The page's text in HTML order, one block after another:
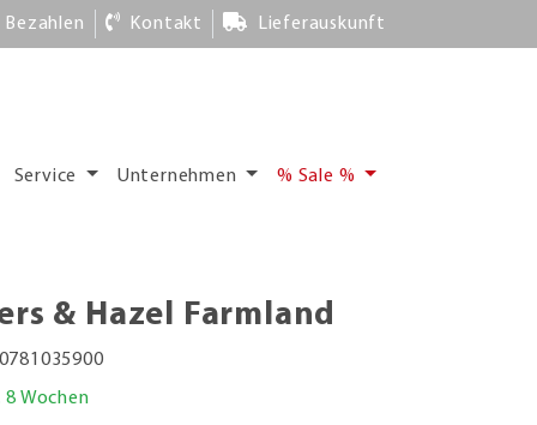
Bezahlen Kontakt Lieferauskunft
Service Unternehmen % Sale %
& Hazel Farmland
8 Wochen